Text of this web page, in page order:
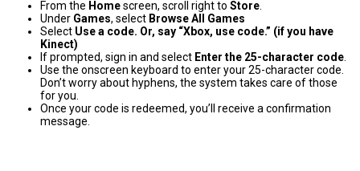
From the Homescreen, scroll right to Store
Under Games, select Browse All Games
Select Use a code. Or, say “Xbox, use code.” (if you have
Kinect)
If prompted, sign in and select Enter the 25-character code
Use the onscreen keyboard to enter your 25-character code.
Don’t worry about hyphens, the system takes care of those
for you.
Once your code is redeemed, you’ll receive a confirmation
message.